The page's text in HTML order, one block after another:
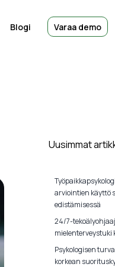
Blogi Varaa demo
Uusimmat
arviointien käyttö
edistämisessä
24/7-
mielenterveystuki
Psykologisen
korkean